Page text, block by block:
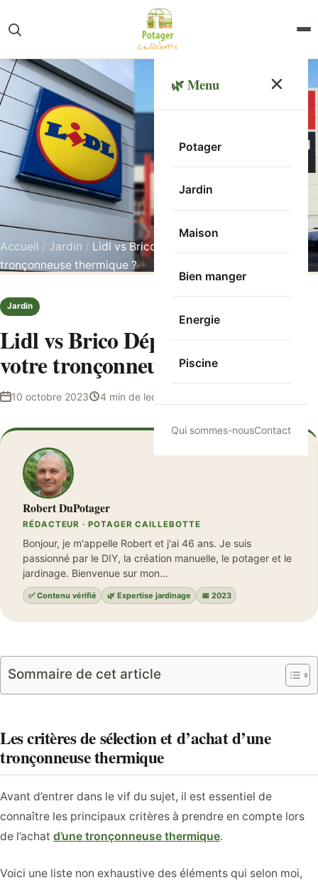
🌿 Menu
Potager
Jardin
Maison
Bien manger
Energie
Piscine
Qui sommes-nousContact
Accueil / Jardin / Lidl vs Brico Dépôt : ou acheter votre
tronçonneuse thermique ?
Jardin
Lidl vs Brico Dépôt : ou acheter
votre tronçonneuse thermique ?
10 octobre 2023 4 min de lecture
Robert DuPotager
RÉDACTEUR · POTAGER CAILLEBOTTE
Bonjour, je m'appelle Robert et j'ai 46 ans. Je suis
passionné par le DIY, la création manuelle, le potager et le
jardinage. Bienvenue sur mon…
✅ Contenu vérifié 🌿 Expertise jardinage 📅 2023
Sommaire de cet article
Les critères de sélection et d’achat d’une
tronçonneuse thermique
Avant d’entrer dans le vif du sujet, il est essentiel de
connaître les principaux critères à prendre en compte lors
de l’achat d’une tronçonneuse thermique.
Voici une liste non exhaustive des éléments qui selon moi,